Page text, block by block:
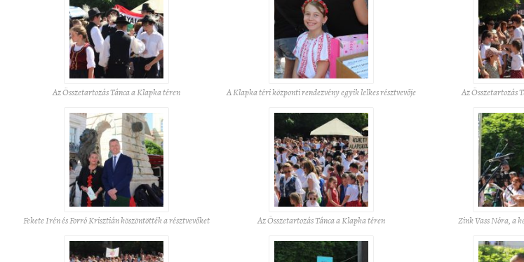
Az Összetartozás Tánca a Klapka téren A Klapka téri központi rendezvény egyik lelkes résztvevője Az Összetartozás
Fekete Irén és Forró Krisztián köszöntötték a résztvevőket Az Összetartozás Tánca a Klapka téren Zink Vass Nóra, a